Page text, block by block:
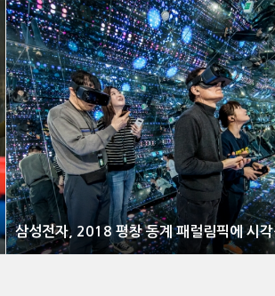
삼성전자, 2018 평창 동계 패럴림픽에 시